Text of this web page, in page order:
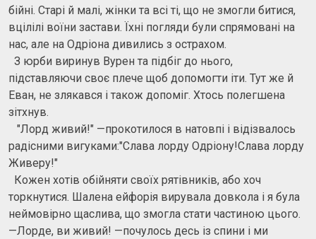
бійні. Старі й малі, жінки та всі ті, що не змогли битися,
вцілілі воїни застави. Їхні погляди були спрямовані на
нас, але на Одріона дивились з острахом.
З юрби виринув Вурен та підбіг до нього,
підставляючи своє плече щоб допомогти іти. Тут же й
Еван, не злякався і також допоміг. Хтось полегшена
зітхнув.
"Лорд живий!" —прокотилося в натовпі і відізвалось
радісними вигуками:"Слава лорду Одріону!Слава лорду
Живеру!"
Кожен хотів обійняти своїх рятівників, або хоч
торкнутися. Шалена ейфорія вирувала довкола і я була
неймовірно щаслива, що змогла стати частиною цього.
—Лорде, ви живий! —почулось десь із спини і ми